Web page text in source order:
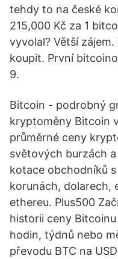
tehdy to na české
215,000 Kč za 1
vyvolal? Větší
koupit. První
9.
Bitcoin - podrobný
kryptoměny Bitcoin
průměrné ceny
světových burzách
kotace obchodníků
korunách, dolarech,
ethereu. Plus500
historii ceny
hodin, týdnů nebo
převodu BTC na